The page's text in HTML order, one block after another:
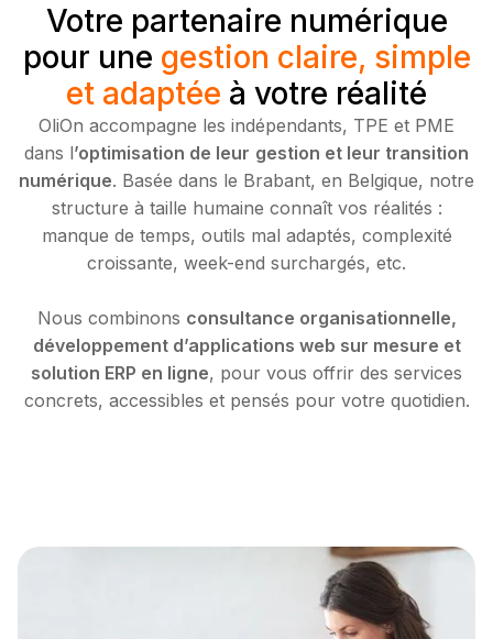
Votre partenaire numérique
pour une gestion claire, simple
et adaptée à votre réalité
OliOn accompagne les indépendants, TPE et PME
dans l’optimisation de leur gestion et leur transition
numérique. Basée dans le Brabant, en Belgique, notre
structure à taille humaine connaît vos réalités :
manque de temps, outils mal adaptés, complexité
croissante, week-end surchargés, etc.
Nous combinons consultance organisationnelle,
développement d’applications web sur mesure et
solution ERP en ligne, pour vous offrir des services
concrets, accessibles et pensés pour votre quotidien.